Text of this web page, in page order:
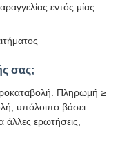
εντός μίας
σας;
Πληρωμή ≥
υπόλοιπο βάσει
ερωτήσεις,